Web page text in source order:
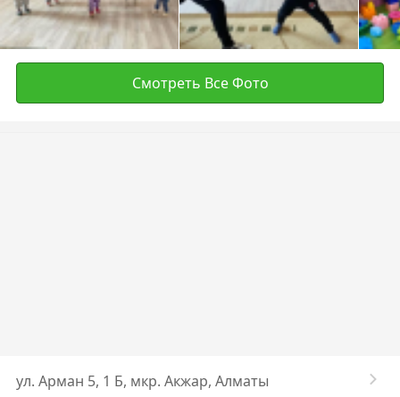
Смотреть Все Фото
ул. ​Арман 5, 1 Б, мкр. Акжар, Алматы